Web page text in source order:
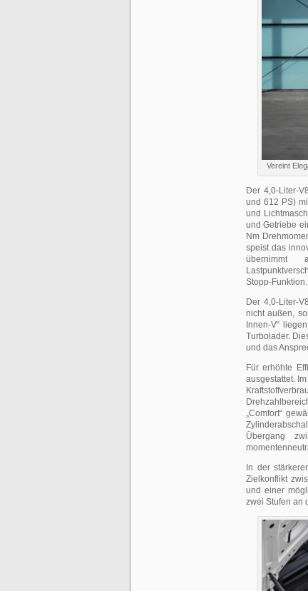
Vereint
Der 4,0-Liter-
und 612 PS)
und
und Getriebe
Nm
speist das
übernimmt
Stopp-Funktion.
Der 4,0-Liter-
nicht außen,
Innen-V“
Turbolader.
und das
Für erhöhte
ausgestattet.
„Comfort“
Übergang
In der
Zielkonflikt
und einer
zwei Stufen an